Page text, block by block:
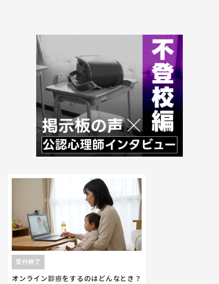
オンライン診療をするのはどんなとき？
受付終了